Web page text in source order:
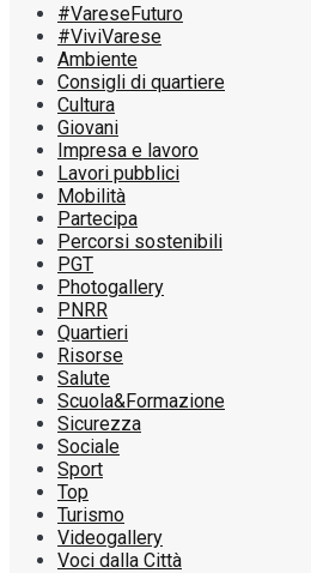
#VareseFuturo
#ViviVarese
Ambiente
Consigli di quartiere
Cultura
Giovani
Impresa e lavoro
Lavori pubblici
Mobilità
Partecipa
Percorsi sostenibili
PGT
Photogallery
PNRR
Quartieri
Risorse
Salute
Scuola&Formazione
Sicurezza
Sociale
Sport
Top
Turismo
Videogallery
Voci dalla Città